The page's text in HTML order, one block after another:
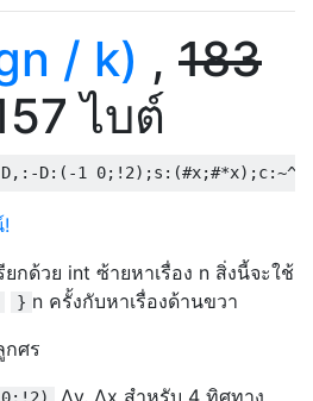
/ k) , 183
ไบต์
ยกด้วย int ซ้ายหาเรื่อง n สิ่งนี้จะใช้
} n ครั้งกับหาเรื่องด้านขวา
กศร